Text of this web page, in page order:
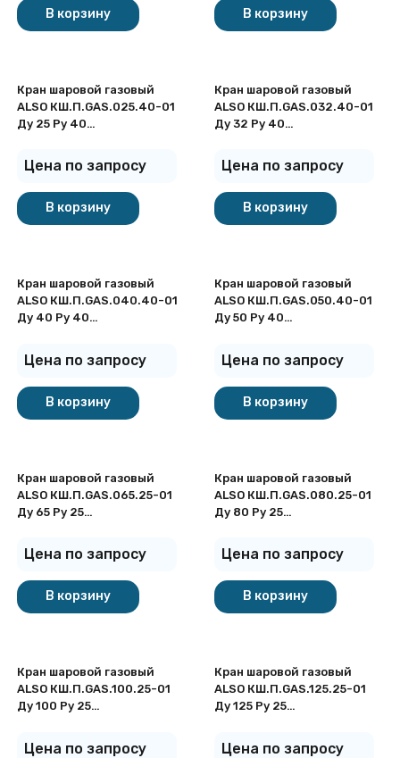
В корзину В корзину
Кран шаровой газовый
ALSO КШ.П.GAS.025.40-01
Ду 25 Ру 40
приварку
Цена по запросу
В корзину
Кран шаровой газовый
ALSO КШ.П.GAS.032.40-01
Ду 32 Ру 40
приварку
Цена по запросу
В корзину
Кран шаровой газовый
ALSO КШ.П.GAS.040.40-01
Ду 40 Ру 40
приварку
Цена по запросу
В корзину
Кран шаровой газовый
ALSO КШ.П.GAS.050.40-01
Ду 50 Ру 40
приварку
Цена по запросу
В корзину
Кран шаровой газовый
ALSO КШ.П.GAS.065.25-01
Ду 65 Ру 25
приварку
Цена по запросу
В корзину
Кран шаровой газовый
ALSO КШ.П.GAS.080.25-01
Ду 80 Ру 25
приварку
Цена по запросу
В корзину
Кран шаровой газовый
ALSO КШ.П.GAS.100.25-01
Ду 100 Ру 25
приварку
Цена по запросу
Кран шаровой газовый
ALSO КШ.П.GAS.125.25-01
Ду 125 Ру 25
приварку
Цена по запросу